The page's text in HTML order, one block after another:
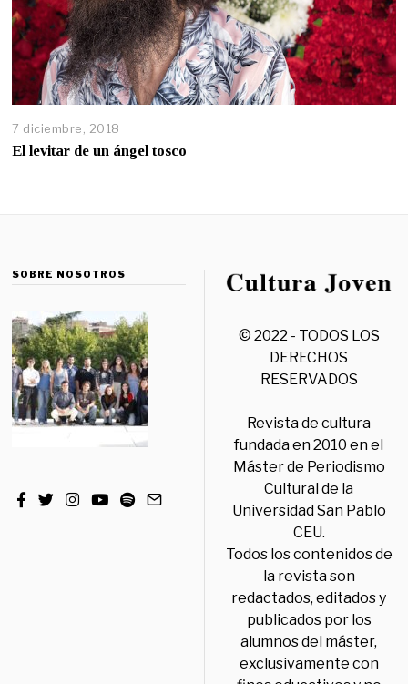
7 diciembre, 2018
El levitar de un ángel tosco
SOBRE NOSOTROS
© 2022 - TODOS LOS
DERECHOS
RESERVADOS
Revista de cultura
fundada en 2010 en el
Máster de Periodismo
Cultural de la
Universidad San Pablo
CEU.
Todos los contenidos de
la revista son
redactados, editados y
publicados por los
alumnos del máster,
exclusivamente con